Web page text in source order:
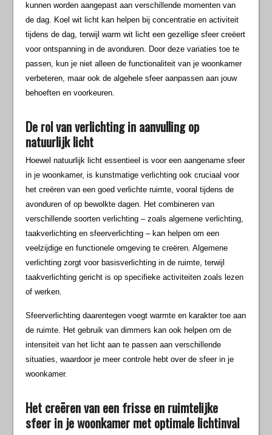
kunnen worden aangepast aan verschillende momenten van
de dag. Koel wit licht kan helpen bij concentratie en activiteit
tijdens de dag, terwijl warm wit licht een gezellige sfeer creëert
voor ontspanning in de avonduren. Door deze variaties toe te
passen, kun je niet alleen de functionaliteit van je woonkamer
verbeteren, maar ook de algehele sfeer aanpassen aan jouw
behoeften en voorkeuren.
De rol van verlichting in aanvulling op
natuurlijk licht
Hoewel natuurlijk licht essentieel is voor een aangename sfeer
in je woonkamer, is kunstmatige verlichting ook cruciaal voor
het creëren van een goed verlichte ruimte, vooral tijdens de
avonduren of op bewolkte dagen. Het combineren van
verschillende soorten verlichting – zoals algemene verlichting,
taakverlichting en sfeerverlichting – kan helpen om een
veelzijdige en functionele omgeving te creëren. Algemene
verlichting zorgt voor basisverlichting in de ruimte, terwijl
taakverlichting gericht is op specifieke activiteiten zoals lezen
of werken.
Sfeerverlichting daarentegen voegt warmte en karakter toe aan
de ruimte. Het gebruik van dimmers kan ook helpen om de
intensiteit van het licht aan te passen aan verschillende
situaties, waardoor je meer controle hebt over de sfeer in je
woonkamer.
Het creëren van een frisse en ruimtelijke
sfeer in je woonkamer met optimale lichtinval